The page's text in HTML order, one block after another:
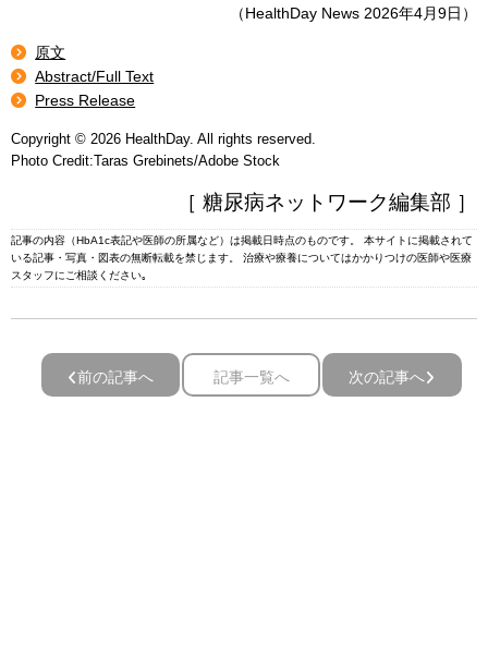
（HealthDay News 2026年4月9日）
原文
Abstract/Full Text
Press Release
Copyright © 2026 HealthDay. All rights reserved.
Photo Credit:Taras Grebinets/Adobe Stock
［ 糖尿病ネットワーク編集部 ］
記事の内容（HbA1c表記や医師の所属など）は掲載日時点のものです。 本サイトに掲載されて
いる記事・写真・図表の無断転載を禁じます。 治療や療養についてはかかりつけの医師や医療
スタッフにご相談ください｡
前の記事へ 記事一覧へ 次の記事へ